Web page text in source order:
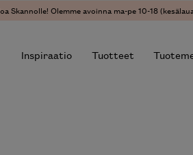
Skannolle! Olemme avoinna ma-pe 10-18
Inspiraatio Tuotteet